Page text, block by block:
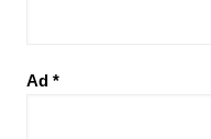
Ad *